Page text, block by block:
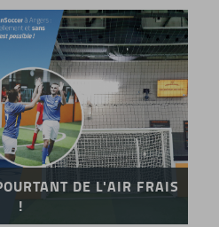
DE L'AIR FRAIS
!